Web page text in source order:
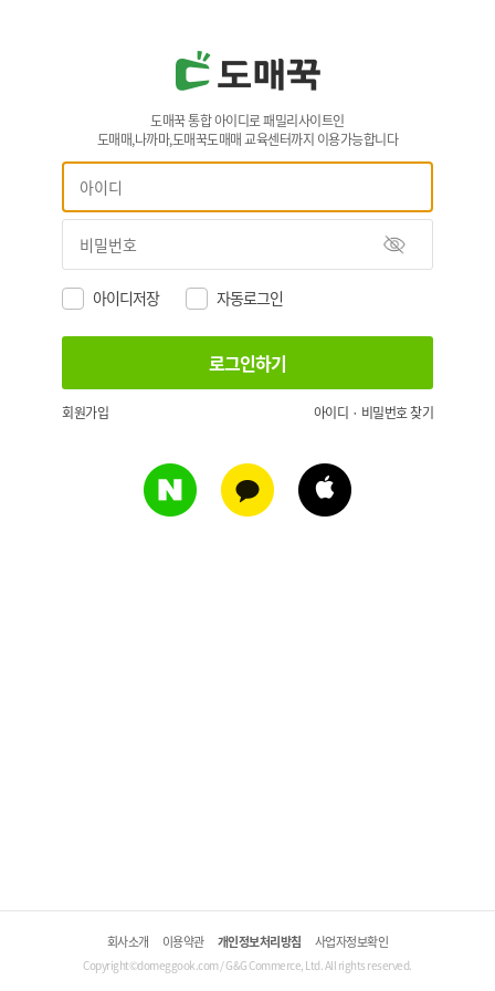
도매꾹 통합 아이디로 패밀리사이트인
도매매,나까마,도매꾹도매매 교육센터까지 이용가능합니다
아이디저장 자동로그인
회원가입 아이디 · 비밀번호 찾기
회사소개 이용약관 개인정보처리방침 사업자정보확인
Copyright©domeggook.com / G&G Commerce, Ltd. All rights reserved.